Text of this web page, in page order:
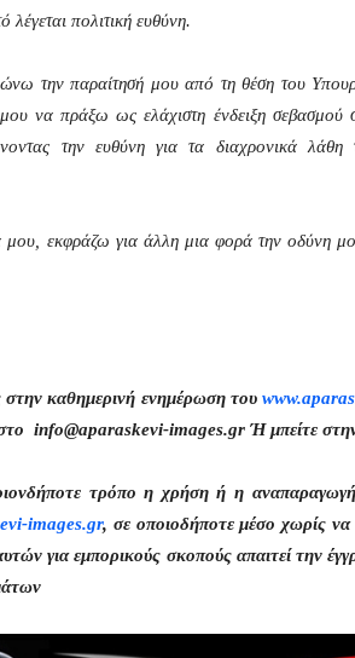
λέγεται πολιτική ευθύνη.
την παραίτησή μου από τη θέση του
να πράξω ως ελάχιστη ένδειξη
την ευθύνη για τα διαχρονικά λάθη
εκφράζω για άλλη μια φορά την οδύνη
στην καθημερινή ενημέρωση του
info@aparaskevi-images.gr Ή μπείτε
τρόπο η χρήση ή η
images.gr, σε οποιοδήποτε μέσο χωρίς
για εμπορικούς σκοπούς απαιτεί την